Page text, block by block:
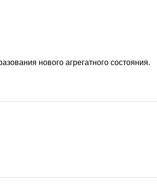
нового агрегатного состояния.